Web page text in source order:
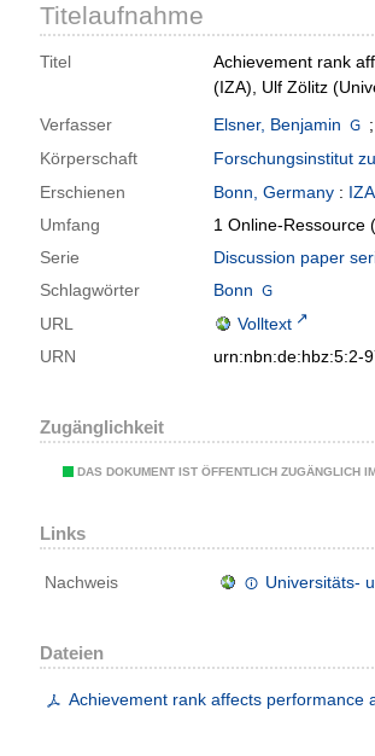
Titelaufnahme
Titel
Achievement rank
(IZA), Ulf Zölitz
Verfasser
Elsner, Benjamin ;
Körperschaft
Forschungsinstitut
Erschienen
Bonn, Germany :
Umfang
1 Online-Ressource
Serie
Discussion paper
Schlagwörter
Bonn
URL
Volltext
URN
urn:nbn:de:hbz:5:2-
Zugänglichkeit
DAS DOKUMENT IST ÖFFENTLICH ZUGÄNGLICH
Links
Nachweis Universitäts-
Dateien
Achievement rank affects performance